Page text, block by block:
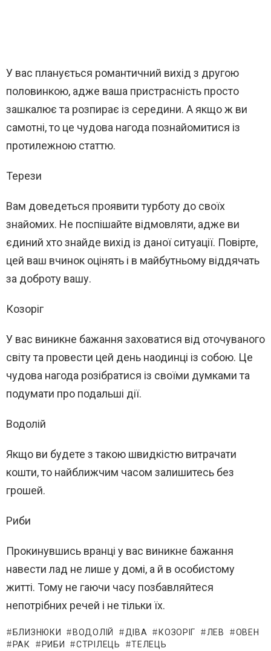
У вас планується романтичний вихід з другою
половинкою, адже ваша пристрасність просто
зашкалює та розпирає із середини. А якщо ж ви
самотні, то це чудова нагода познайомитися із
протилежною статтю.
Терези
Вам доведеться проявити турботу до своїх
знайомих. Не поспішайте відмовляти, адже ви
єдиний хто знайде вихід із даної ситуації. Повірте,
цей ваш вчинок оцінять і в майбутньому віддячать
за доброту вашу.
Козоріг
У вас виникне бажання заховатися від оточуваного
світу та провести цей день наодинці із собою. Це
чудова нагода розібратися із своїми думками та
подумати про подальші дії.
Водолій
Якщо ви будете з такою швидкістю витрачати
кошти, то найближчим часом залишитесь без
грошей.
Риби
Прокинувшись вранці у вас виникне бажання
навести лад не лише у домі, а й в особистому
житті. Тому не гаючи часу позбавляйтеся
непотрібних речей і не тільки їх.
БЛИЗНЮКИ ВОДОЛІЙ ДІВА КОЗОРІГ ЛЕВ
ОВЕН
РАК
РИБИ СТРІЛЕЦЬ ТЕЛЕЦЬ